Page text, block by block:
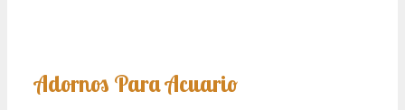
Adornos Para Acuario